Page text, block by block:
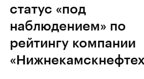
статус «под
наблюдением» по
рейтингу компании